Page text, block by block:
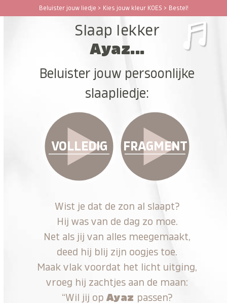
Beluister jouw liedje > Kies jouw kleur KOES > Bestel!
Open
Close
Slaap lekker
Ayaz...
Beluister jouw persoonlijke
slaapliedje:
VOLLEDIG FRAGMENT
Wist je dat de zon al slaapt?
Hij was van de dag zo moe.
Net als jij van alles meegemaakt,
deed hij blij zijn oogjes toe.
Maak vlak voordat het licht uitging,
vroeg hij zachtjes aan de maan:
“Wil jij op Ayaz passen?